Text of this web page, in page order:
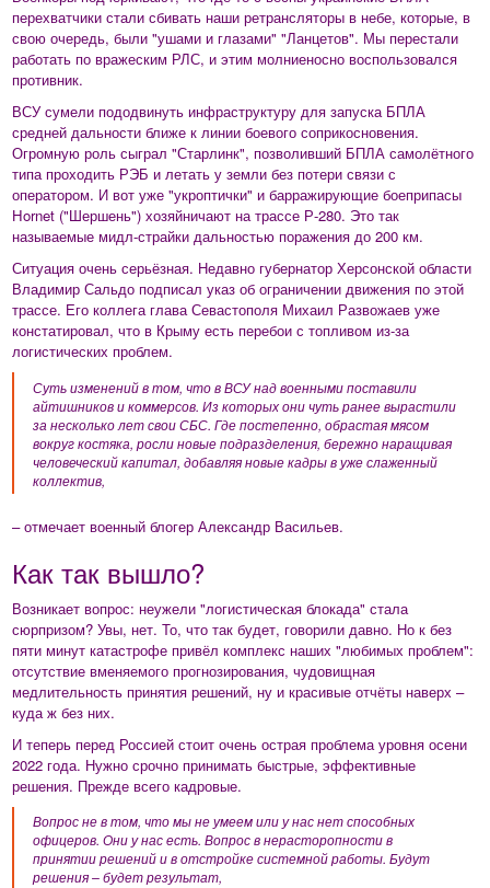
перехватчики стали сбивать наши ретрансляторы в небе, которые, в
свою очередь, были "ушами и глазами" "Ланцетов". Мы перестали
работать по вражеским РЛС, и этим молниеносно воспользовался
противник.
ВСУ сумели пододвинуть инфраструктуру для запуска БПЛА
средней дальности ближе к линии боевого соприкосновения.
Огромную роль сыграл "Старлинк", позволивший БПЛА самолётного
типа проходить РЭБ и летать у земли без потери связи с
оператором. И вот уже "укроптички" и барражирующие боеприпасы
Hornet ("Шершень") хозяйничают на трассе Р-280. Это так
называемые мидл-страйки дальностью поражения до 200 км.
Ситуация очень серьёзная. Недавно губернатор Херсонской области
Владимир Сальдо подписал указ об ограничении движения по этой
трассе. Его коллега глава Севастополя Михаил Развожаев уже
констатировал, что в Крыму есть перебои с топливом из-за
логистических проблем.
Суть изменений в том, что в ВСУ над военными поставили
айтишников и коммерсов. Из которых они чуть ранее вырастили
за несколько лет свои СБС. Где постепенно, обрастая мясом
вокруг костяка, росли новые подразделения, бережно наращивая
человеческий капитал, добавляя новые кадры в уже слаженный
коллектив,
– отмечает военный блогер Александр Васильев.
Как так вышло?
Возникает вопрос: неужели "логистическая блокада" стала
сюрпризом? Увы, нет. То, что так будет, говорили давно. Но к без
пяти минут катастрофе привёл комплекс наших "любимых проблем":
отсутствие вменяемого прогнозирования, чудовищная
медлительность принятия решений, ну и красивые отчёты наверх –
куда ж без них.
И теперь перед Россией стоит очень острая проблема уровня осени
2022 года. Нужно срочно принимать быстрые, эффективные
решения. Прежде всего кадровые.
Вопрос не в том, что мы не умеем или у нас нет способных
офицеров. Они у нас есть. Вопрос в нерасторопности в
принятии решений и в отстройке системной работы. Будут
решения – будет результат,